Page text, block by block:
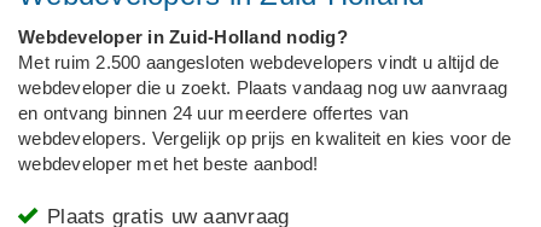
Webdeveloper in Zuid-Holland nodig?
Met ruim 2.500 aangesloten webdevelopers vindt u altijd de
webdeveloper die u zoekt. Plaats vandaag nog uw aanvraag
en ontvang binnen 24 uur meerdere offertes van
webdevelopers. Vergelijk op prijs en kwaliteit en kies voor de
webdeveloper met het beste aanbod!
Plaats gratis uw aanvraag